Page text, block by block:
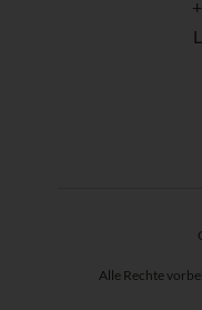
Alle Rechte